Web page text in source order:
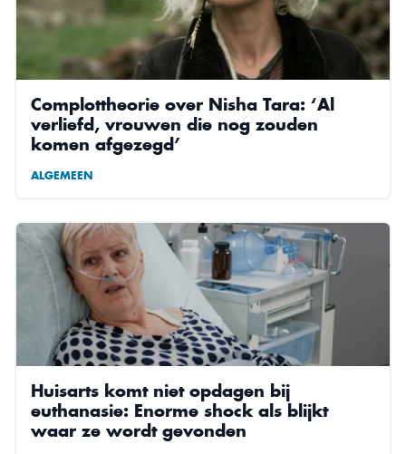
Complottheorie over Nisha Tara: ‘Al
verliefd, vrouwen die nog zouden
komen afgezegd’
ALGEMEEN
Huisarts komt niet opdagen bij
euthanasie: Enorme shock als blijkt
waar ze wordt gevonden